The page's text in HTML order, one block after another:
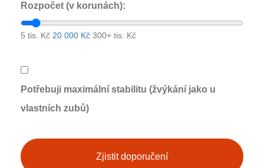
Rozpočet (v korunách):
5 tis. Kč 20 000 Kč 300+ tis. Kč
Potřebuji maximální stabilitu (žvýkání jako u
vlastních zubů)
Zjistit doporučení